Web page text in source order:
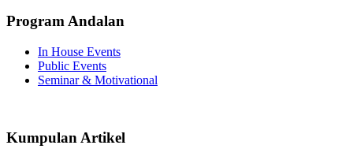
Program Andalan
In House Events
Public Events
Seminar & Motivational
Kumpulan Artikel